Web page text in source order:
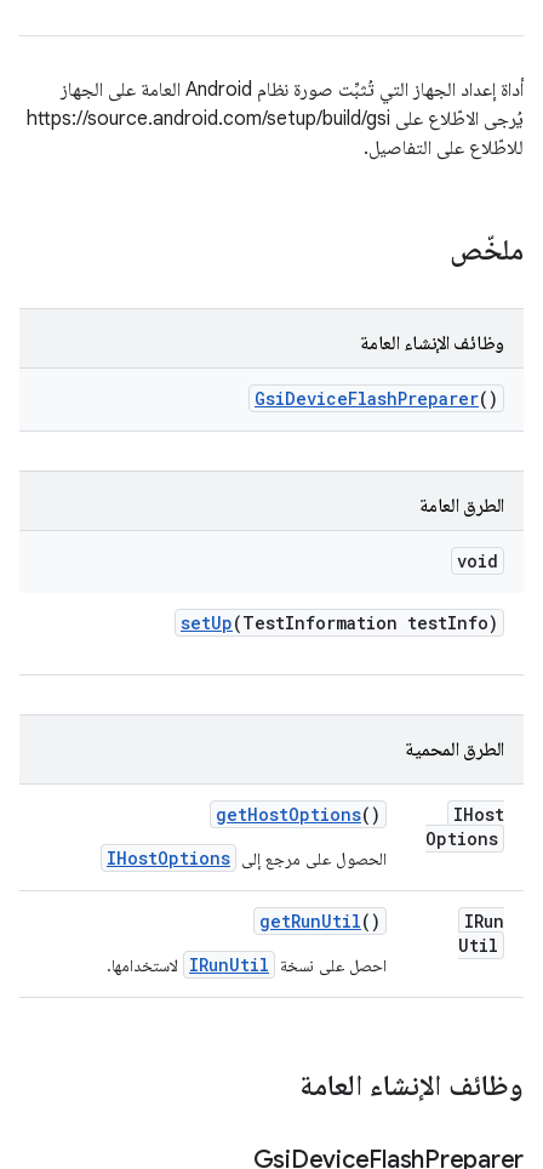
أداة إعداد الجهاز التي تُثبِّت صورة نظام Android العامة على الجهاز
يُرجى الاطّلاع على https://source.android.com/setup/build/gsi
للاطّلاع على التفاصيل.
ملخّص
وظائف الإنشاء العامة
GsiDeviceFlashPreparer()
الطرق العامة
void
setUp(TestInformation testInfo)
الطرق المحمية
IHost
Options
getHostOptions()
الحصول على مرجع إلى IHostOptions
IRun
Util
getRunUtil()
احصل على نسخة IRunUtil لاستخدامها.
وظائف الإنشاء العامة
GsiDeviceFlashPreparer